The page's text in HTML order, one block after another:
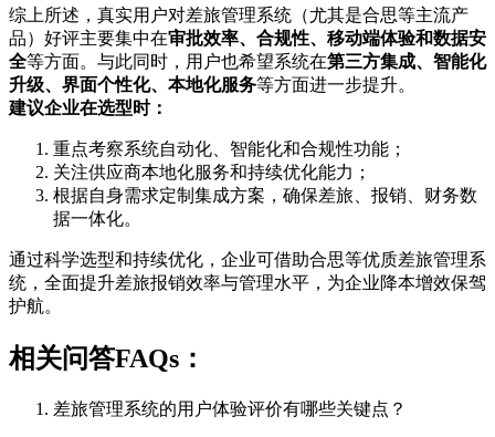
综上所述，真实用户对差旅管理系统（尤其是合思等主流产
品）好评主要集中在审批效率、合规性、移动端体验和数据安
全等方面。与此同时，用户也希望系统在第三方集成、智能化
升级、界面个性化、本地化服务等方面进一步提升。
建议企业在选型时：
重点考察系统自动化、智能化和合规性功能；
关注供应商本地化服务和持续优化能力；
根据自身需求定制集成方案，确保差旅、报销、财务数
据一体化。
通过科学选型和持续优化，企业可借助合思等优质差旅管理系
统，全面提升差旅报销效率与管理水平，为企业降本增效保驾
护航。
相关问答FAQs：
差旅管理系统的用户体验评价有哪些关键点？